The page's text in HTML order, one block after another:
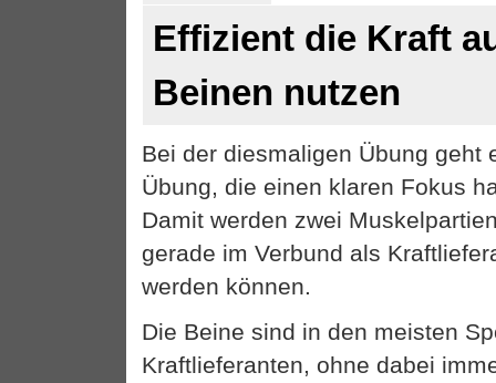
Effizient die Kraft
Beinen nutzen
Bei der diesmaligen Übung geht
Übung, die einen klaren Fokus
Damit werden zwei
gerade im Verbund als
werden können.
Die Beine sind in den meisten
Kraftlieferanten, ohne dabei